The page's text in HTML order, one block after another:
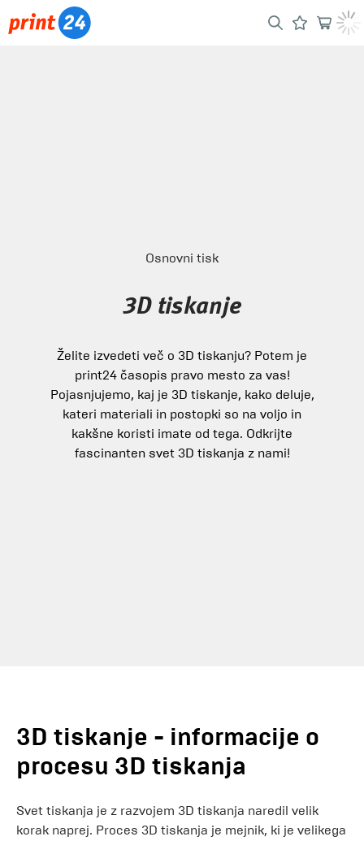
Osnovni tisk
3D tiskanje
Želite izvedeti več o 3D tiskanju? Potem je
print24 časopis pravo mesto za vas!
Pojasnjujemo, kaj je 3D tiskanje, kako deluje,
kateri materiali in postopki so na voljo in
kakšne koristi imate od tega. Odkrijte
fascinanten svet 3D tiskanja z nami!
3D tiskanje - informacije o
procesu 3D tiskanja
Svet tiskanja je z razvojem 3D tiskanja naredil velik
korak naprej. Proces 3D tiskanja je mejnik, ki je velikega